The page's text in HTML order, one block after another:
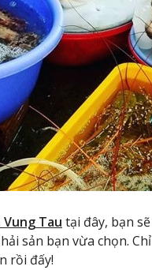
Vung Tau tại đây, bạn
sản bạn vừa chọn.
rồi đấy!